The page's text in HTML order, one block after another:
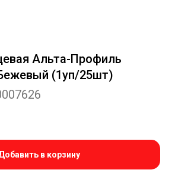
Альта-Профиль
(1уп/25шт)
в корзину